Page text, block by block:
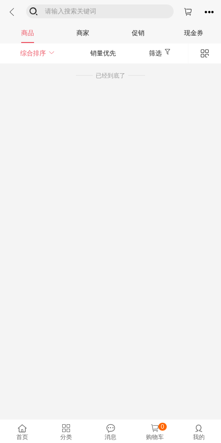
  

商品 商家 促销 现金券
综合排序  销量优先 筛选 
已经到底了

首页

分类

消息

购物车
0 
我的